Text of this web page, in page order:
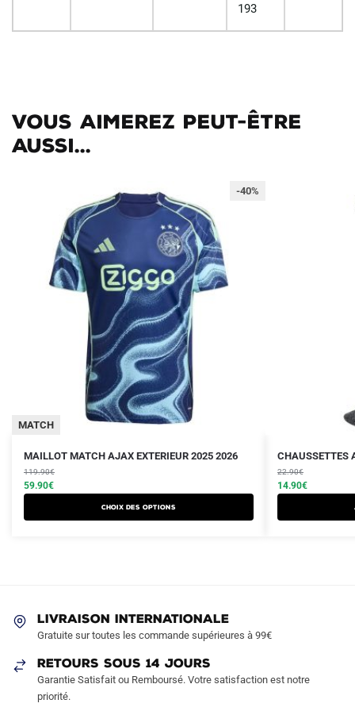
193
Vous aimerez peut-être
aussi...
-40%
MATCH
MAILLOT MATCH AJAX EXTERIEUR 2025 2026
119.90€
Le
prix
initial
était :
59.90€
Le
prix
actuel
est :
Choix des options
Ce
produit
a
choisies
la
page
CHAUSSETTES
22.90€
Le
prix
initial
était :
14.90€
Le
prix
actuel
est :
LIVRAISON INTERNATIONALE
Gratuite sur toutes les commande supérieures à 99€
RETOURS SOUS 14 JOURS
Garantie Satisfait ou Remboursé. Votre satisfaction est notre
priorité.